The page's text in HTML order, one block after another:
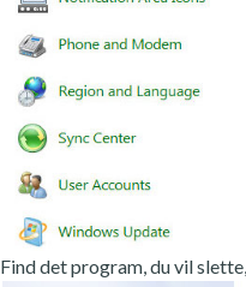
Find det program, du vil